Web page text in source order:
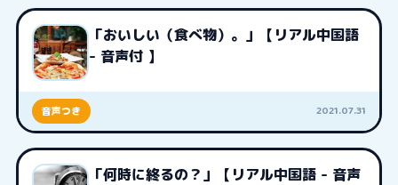
「おいしい（食べ物）。」【リアル中国語
- 音声付 】
音声つき 2021.07.31
「何時に終るの？」【リアル中国語 - 音声